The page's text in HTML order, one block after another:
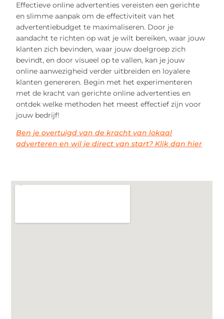
Effectieve online advertenties vereisten een gerichte
en slimme aanpak om de effectiviteit van het
advertentiebudget te maximaliseren. Door je
aandacht te richten op wat je wilt bereiken, waar jouw
klanten zich bevinden, waar jouw doelgroep zich
bevindt, en door visueel op te vallen, kan je jouw
online aanwezigheid verder uitbreiden en loyalere
klanten genereren. Begin met het experimenteren
met de kracht van gerichte online advertenties en
ontdek welke methoden het meest effectief zijn voor
jouw bedrijf!
Ben je overtuigd van de kracht van lokaal
adverteren en wil je direct van start? Klik dan hier